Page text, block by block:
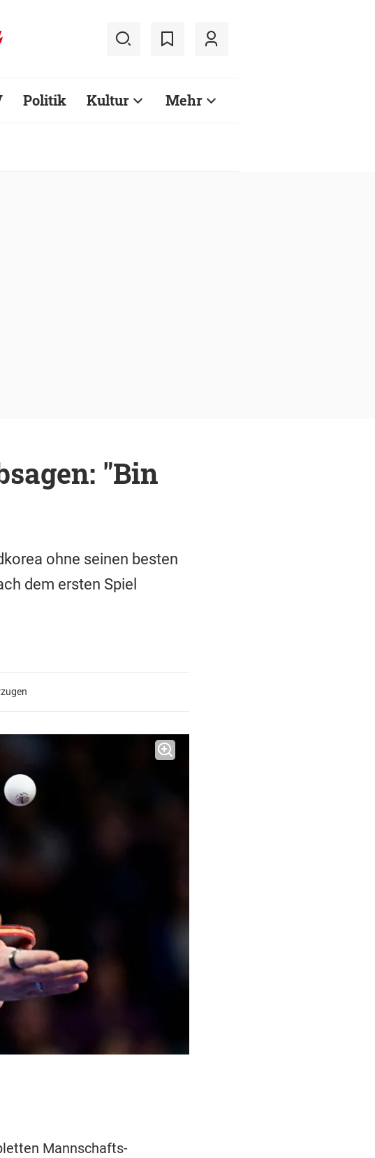
Politik Kultur Mehr
"Bin
ohne seinen besten
dem ersten Spiel
Mannschafts-